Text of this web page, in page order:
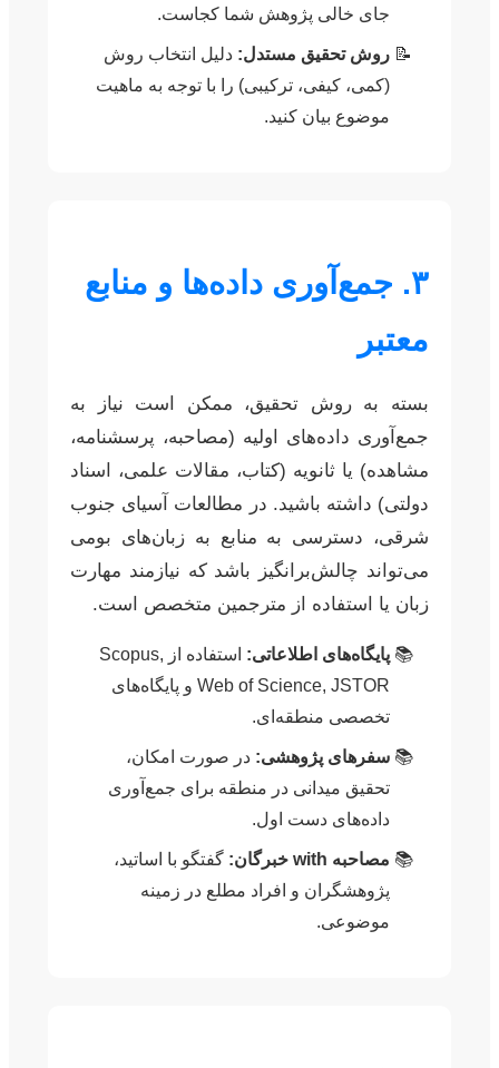
جای خالی پژوهش شما کجاست.
روش تحقیق مستدل: دلیل انتخاب روش
(کمی، کیفی، ترکیبی) را با توجه به ماهیت
موضوع بیان کنید.
۳. جمع‌آوری داده‌ها و منابع
معتبر
بسته به روش تحقیق، ممکن است نیاز به
جمع‌آوری داده‌های اولیه (مصاحبه، پرسشنامه،
مشاهده) یا ثانویه (کتاب، مقالات علمی، اسناد
دولتی) داشته باشید. در مطالعات آسیای جنوب
شرقی، دسترسی به منابع به زبان‌های بومی
می‌تواند چالش‌برانگیز باشد که نیازمند مهارت
زبان یا استفاده از مترجمین متخصص است.
پایگاه‌های اطلاعاتی:
استفاده از Scopus,
Web of Science, JSTOR و پایگاه‌های
تخصصی منطقه‌ای.
سفرهای پژوهشی: در صورت امکان،
تحقیق میدانی در منطقه برای جمع‌آوری
داده‌های دست اول.
مصاحبه with خبرگان:
گفتگو با اساتید،
پژوهشگران و افراد مطلع در زمینه
موضوعی.